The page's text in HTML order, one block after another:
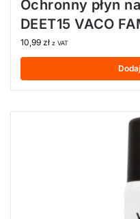
Ochronny płyn
DEET15 VACO
10,99 zł z VAT